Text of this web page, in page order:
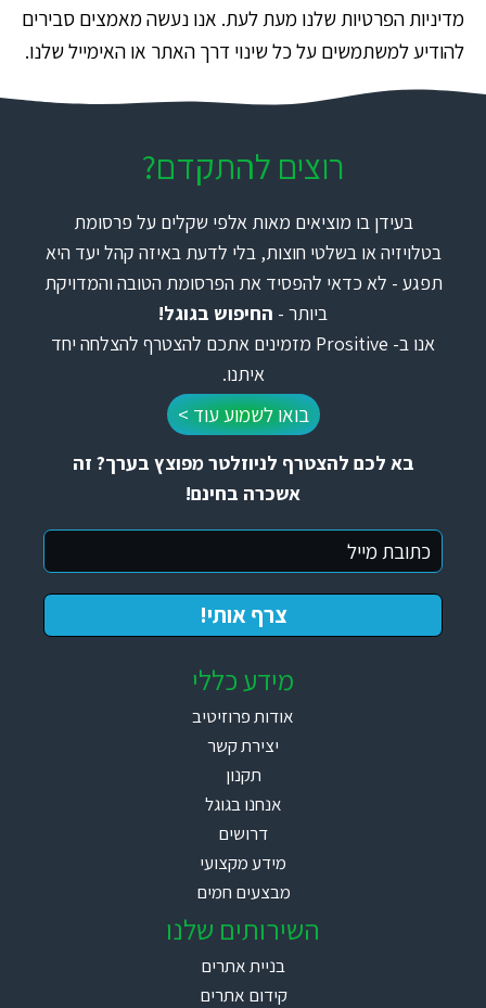
מדיניות הפרטיות שלנו מעת לעת. אנו נעשה מאמצים סבירים
להודיע למשתמשים על כל שינוי דרך האתר או האימייל שלנו.
רוצים להתקדם?
בעידן בו מוציאים מאות אלפי שקלים על פרסומת
בטלויזיה או בשלטי חוצות, בלי לדעת באיזה קהל יעד היא
תפגע - לא כדאי להפסיד את הפרסומת הטובה והמדויקת
ביותר - החיפוש בגוגל!
אנו ב- Prositive מזמינים אתכם להצטרף להצלחה יחד
איתנו.
בואו לשמוע עוד >
בא לכם להצטרף לניוזלטר מפוצץ בערך? זה
אשכרה בחינם!
מידע כללי
אודות פרוזיטיב
יצירת קשר
תקנון
אנחנו בגוגל
דרושים
מידע מקצועי
מבצעים חמים
השירותים שלנו
בניית אתרים
קידום אתרים